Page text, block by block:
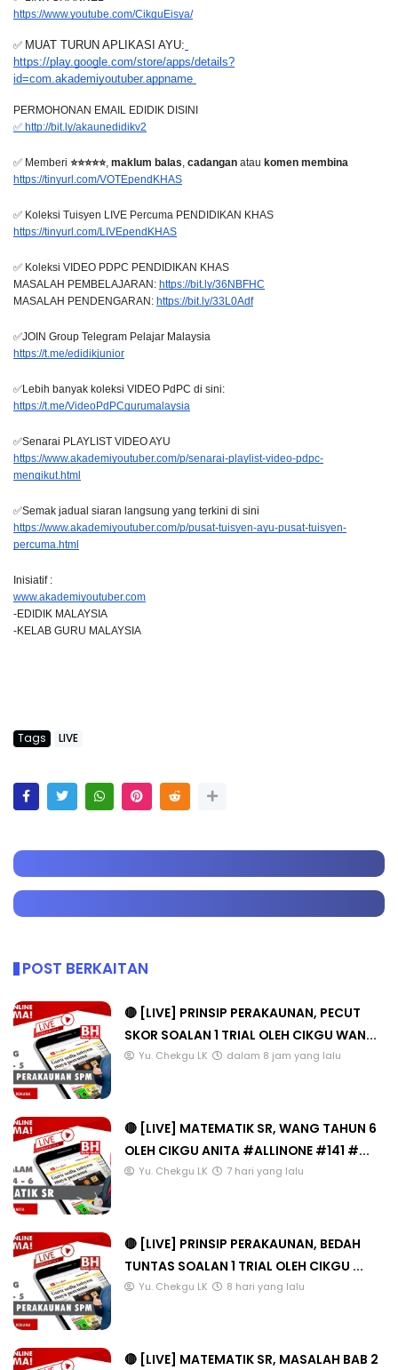
https://www.youtube.com/CikguEisya/
✅ MUAT TURUN APLIKASI AYU:
https://play.google.com/store/apps/details?
id=com.akademiyoutuber.appname
PERMOHONAN EMAIL EDIDIK DISINI
✅ http://bit.ly/akaunedidikv2
✅ Memberi ⭐⭐⭐⭐⭐, maklum balas, cadangan atau komen membina
https://tinyurl.com/VOTEpendKHAS
✅ Koleksi Tuisyen LIVE Percuma PENDIDIKAN KHAS
https://tinyurl.com/LIVEpendKHAS
✅ Koleksi VIDEO PDPC PENDIDIKAN KHAS
MASALAH PEMBELAJARAN: https://bit.ly/36NBFHC
MASALAH PENDENGARAN: https://bit.ly/33L0Adf
✅JOIN Group Telegram Pelajar Malaysia
https://t.me/edidikjunior
✅Lebih banyak koleksi VIDEO PdPC di sini:
https://t.me/VideoPdPCgurumalaysia
✅Senarai PLAYLIST VIDEO AYU
https://www.akademiyoutuber.com/p/senarai-playlist-video-pdpc-
mengikut.html
✅Semak jadual siaran langsung yang terkini di sini
https://www.akademiyoutuber.com/p/pusat-tuisyen-ayu-pusat-tuisyen-
percuma.html
Inisiatif :
www.akademiyoutuber.com
-EDIDIK MALAYSIA
-KELAB GURU MALAYSIA
Tags LIVE
POST BERKAITAN
🔴 [LIVE] PRINSIP PERAKAUNAN, PECUT
SKOR SOALAN 1 TRIAL OLEH CIKGU WAN...
Yu. Chekgu LK dalam 8 jam yang lalu
🔴 [LIVE] MATEMATIK SR, WANG TAHUN 6
OLEH CIKGU ANITA #ALLINONE #141 #...
Yu. Chekgu LK 7 hari yang lalu
🔴 [LIVE] PRINSIP PERAKAUNAN, BEDAH
TUNTAS SOALAN 1 TRIAL OLEH CIKGU ...
Yu. Chekgu LK 8 hari yang lalu
🔴 [LIVE] MATEMATIK SR, MASALAH BAB 2